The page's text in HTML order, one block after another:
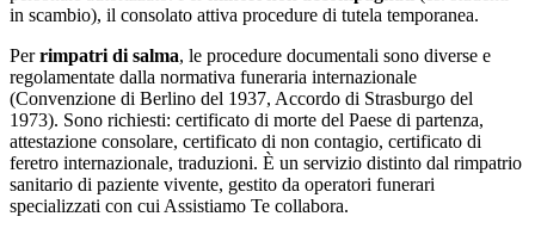
in scambio), il consolato attiva procedure di tutela temporanea.
Perrimpatri di salma, le procedure documentali sono diverse e
regolamentate dalla normativa funeraria internazionale
(Convenzione di Berlino del 1937, Accordo di Strasburgo del
1973). Sono richiesti: certificato di morte del Paese di partenza,
attestazione consolare, certificato di non contagio, certificato di
feretro internazionale, traduzioni. È un servizio distinto dal rimpatrio
sanitario di paziente vivente, gestito da operatori funerari
specializzati con cui Assistiamo Te collabora.